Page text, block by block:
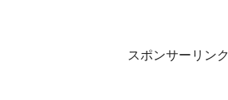
スポンサーリンク